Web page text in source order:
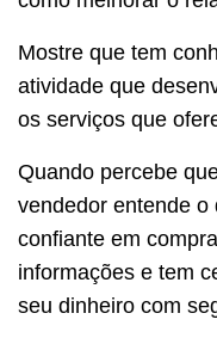
Mostre que tem
atividade que
os serviços que
Quando percebe
vendedor entende
confiante em
informações e tem
seu dinheiro com